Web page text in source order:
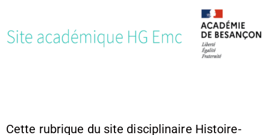
Cette rubrique du site disciplinaire Histoire-